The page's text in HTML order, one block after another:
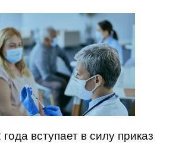
вступает в силу приказ